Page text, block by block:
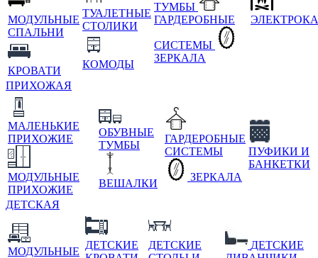
МОДУЛЬНЫЕ
СПАЛЬНИ
КРОВАТИ
ТУАЛЕТНЫЕ
СТОЛИКИ
КОМОДЫ
ТУМБЫ
ГАРДЕРОБНЫЕ
СИСТЕМЫ
ЗЕРКАЛА
ПРИХОЖАЯ
МАЛЕНЬКИЕ
ПРИХОЖИЕ
МОДУЛЬНЫЕ
ПРИХОЖИЕ
ОБУВНЫЕ
ТУМБЫ
ВЕШАЛКИ
ГАРДЕРОБНЫЕ
СИСТЕМЫ
ЗЕРКАЛА
ПУФИКИ И
БАНКЕТКИ
ДЕТСКАЯ
МОДУЛЬНЫЕ
ДЕТСКИЕ
ДЕТСКИЕ
ДЕТСКИЕ